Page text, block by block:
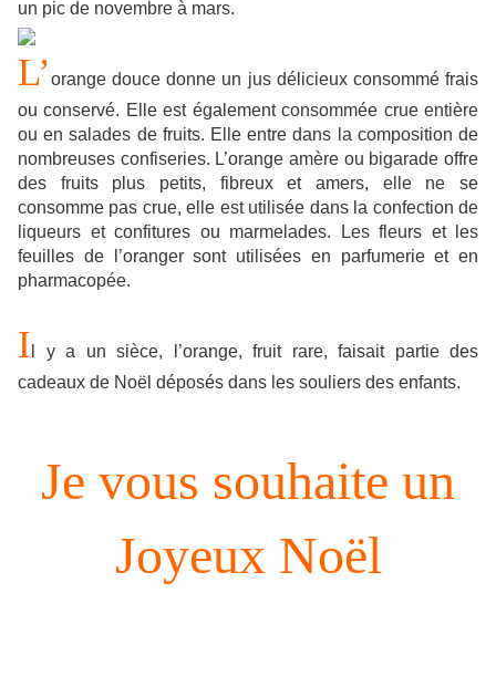
un pic de novembre à mars.
L’orange douce donne un jus délicieux consommé frais
ou conservé. Elle est également consommée crue entière
ou en salades de fruits. Elle entre dans la composition de
nombreuses confiseries. L’orange amère ou bigarade offre
des fruits plus petits, fibreux et amers, elle ne se
consomme pas crue, elle est utilisée dans la confection de
liqueurs et confitures ou marmelades. Les fleurs et les
feuilles de l’oranger sont utilisées en parfumerie et en
pharmacopée.
I l y a un sièce, l’orange, fruit rare, faisait partie des
cadeaux de Noël déposés dans les souliers des enfants.
Je vous souhaite un
Joyeux Noël